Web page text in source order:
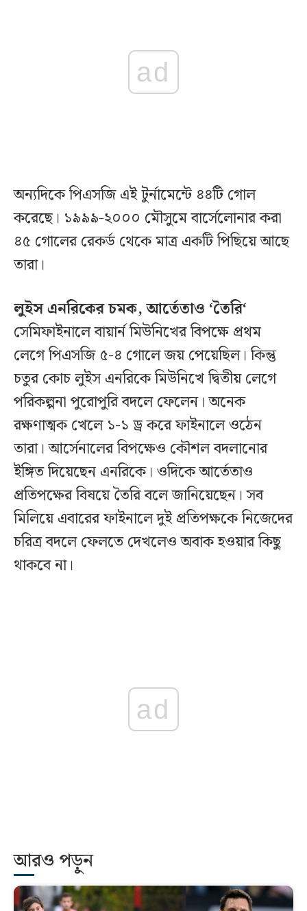
ad
অন্যদিকে পিএসজি এই টুর্নামেন্টে ৪৪টি গোল
করেছে। ১৯৯৯-২০০০ মৌসুমে বার্সেলোনার করা
৪৫ গোলের রেকর্ড থেকে মাত্র একটি পিছিয়ে আছে
তারা।
লুইস এনরিকের চমক, আর্তেতাও ‘তৈরি‘
সেমিফাইনালে বায়ার্ন মিউনিখের বিপক্ষে প্রথম
লেগে পিএসজি ৫-৪ গোলে জয় পেয়েছিল। কিন্তু
চতুর কোচ লুইস এনরিকে মিউনিখে দ্বিতীয় লেগে
পরিকল্পনা পুরোপুরি বদলে ফেলেন। অনেক
রক্ষণাত্মক খেলে ১-১ ড্র করে ফাইনালে ওঠেন
তারা। আর্সেনালের বিপক্ষেও কৌশল বদলানোর
ইঙ্গিত দিয়েছেন এনরিকে। ওদিকে আর্তেতাও
প্রতিপক্ষের বিষয়ে তৈরি বলে জানিয়েছেন। সব
মিলিয়ে এবারের ফাইনালে দুই প্রতিপক্ষকে নিজেদের
চরিত্র বদলে ফেলতে দেখলেও অবাক হওয়ার কিছু
থাকবে না।
ad
আরও পড়ুন